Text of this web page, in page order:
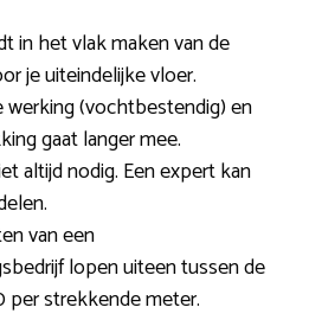
in het vlak maken van de
je uiteindelijke vloer.
werking (vochtbestendig) en
gaat langer mee.
altijd nodig. Een expert kan
van een
lopen uiteen tussen de
strekkende meter.